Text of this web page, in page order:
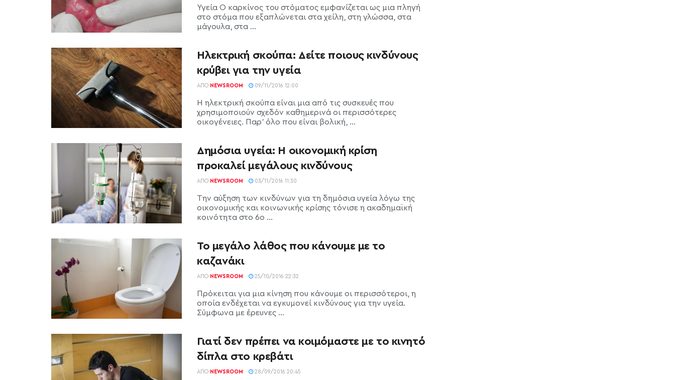
Υγεία Ο καρκίνος του στόματος εμφανίζεται ως μια πληγή
στο στόμα που εξαπλώνεται στα χείλη, στη γλώσσα, στα
μάγουλα, στα ...
Ηλεκτρική σκούπα: Δείτε ποιους κινδύνους
κρύβει για την υγεία
ΑΠΌ NEWSROOM 09/11/2016 12:00
Η ηλεκτρική σκούπα είναι μια από τις συσκευές που
χρησιμοποιούν σχεδόν καθημερινά οι περισσότερες
οικογένειες. Παρ' όλο που είναι βολική, ...
Δημόσια υγεία: Η οικονομική κρίση
προκαλεί μεγάλους κινδύνους
ΑΠΌ NEWSROOM 03/11/2016 11:30
Την αύξηση των κινδύνων για τη δημόσια υγεία λόγω της
οικονομικής και κοινωνικής κρίσης τόνισε η ακαδημαϊκή
κοινότητα στο 6ο ...
Το μεγάλο λάθος που κάνουμε με το
καζανάκι
ΑΠΌ NEWSROOM 25/10/2016 22:32
Πρόκειται για μια κίνηση που κάνουμε οι περισσότεροι, η
οποία ενδέχεται να εγκυμονεί κινδύνους για την υγεία.
Σύμφωνα με έρευνες ...
Γιατί δεν πρέπει να κοιμόμαστε με το κινητό
δίπλα στο κρεβάτι
ΑΠΌ NEWSROOM 28/09/2016 20:45